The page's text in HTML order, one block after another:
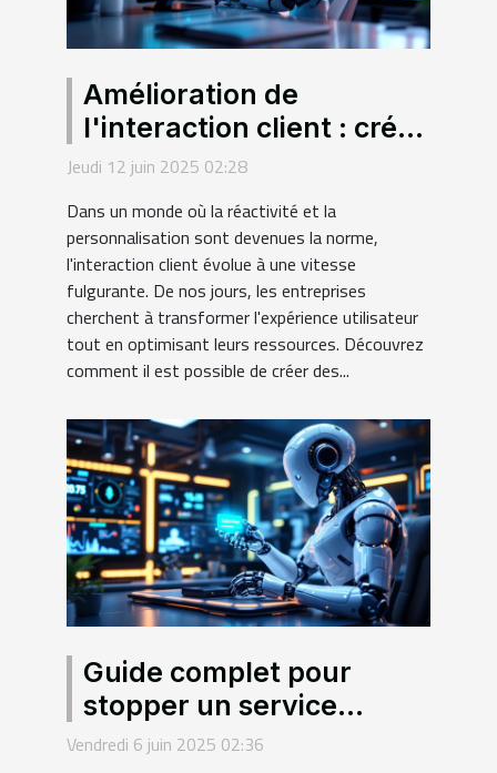
Amélioration de
l'interaction client : créer
des chatbots intelligents
Jeudi 12 juin 2025 02:28
Dans un monde où la réactivité et la
personnalisation sont devenues la norme,
l'interaction client évolue à une vitesse
fulgurante. De nos jours, les entreprises
cherchent à transformer l'expérience utilisateur
tout en optimisant leurs ressources. Découvrez
comment il est possible de créer des...
Guide complet pour
stopper un service
d'intelligence artificielle
Vendredi 6 juin 2025 02:36